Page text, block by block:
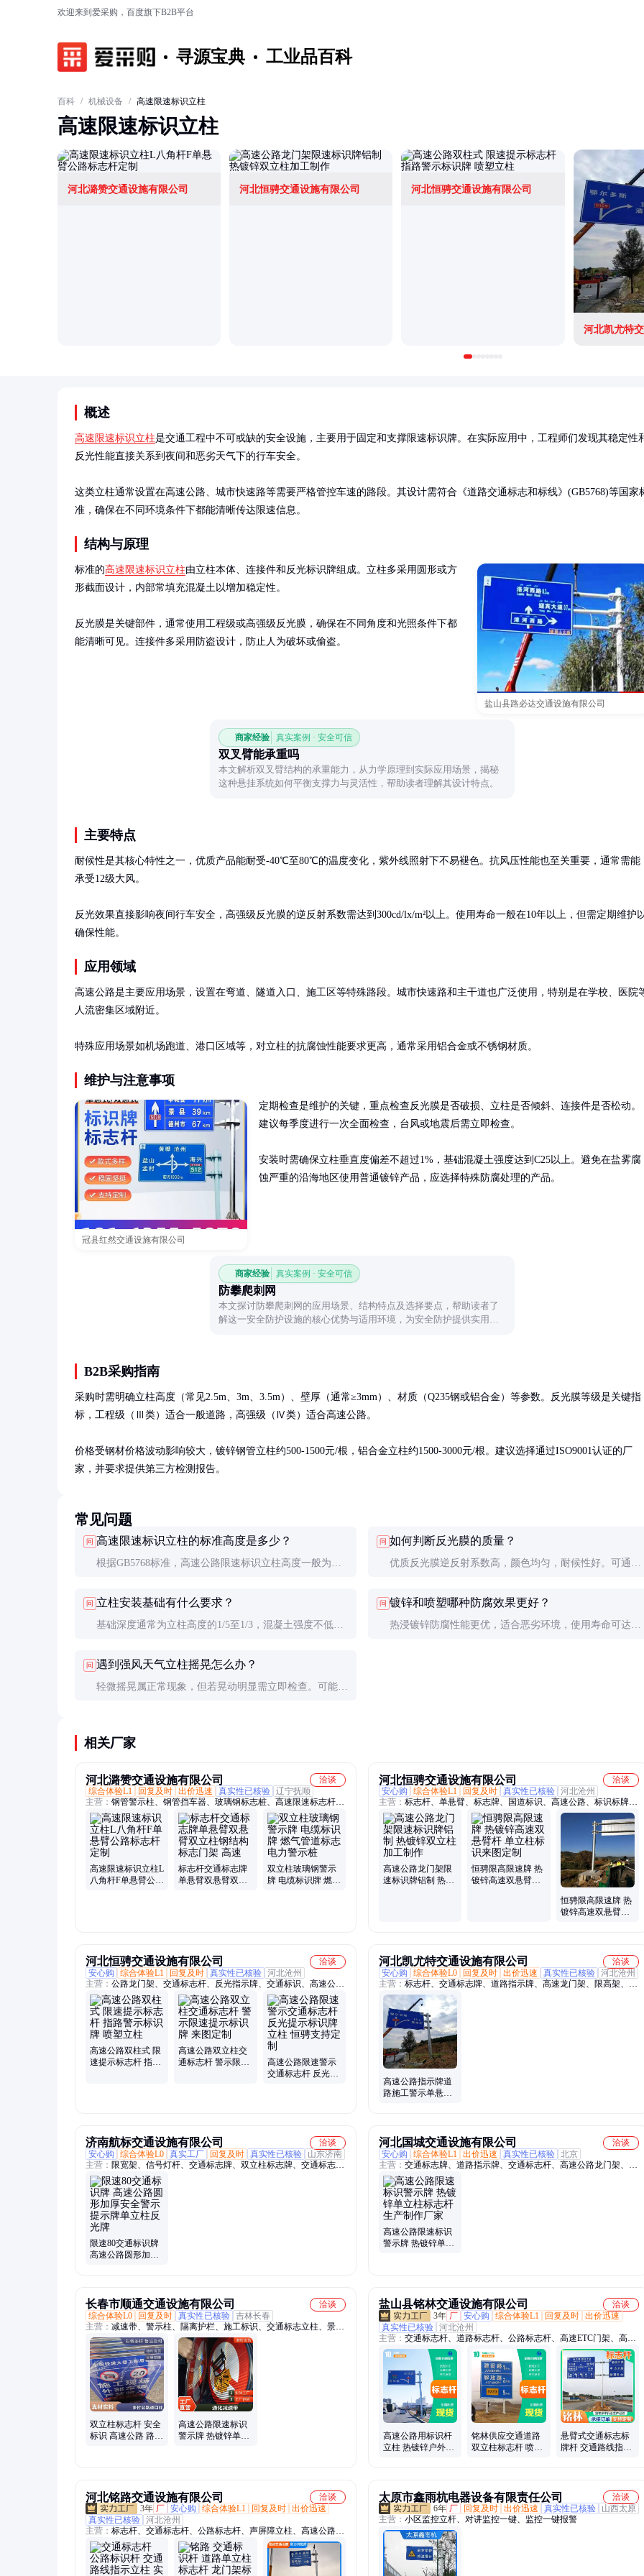
欢迎来到爱采购，百度旗下B2B平台
寻源宝典 工业品百科
百科 / 机械设备 / 高速限速标识立柱
高速限速标识立柱
河北潞赞交通设施有限公司 河北恒骋交通设施有限公司 河北恒骋交通设施有限公司
河北凯尤特
概述
高速限速标识立柱是交通工程中不可或缺的安全设施，主要用于固定和支撑限速标识牌。在实际应用中，工程师们发现其稳定性
反光性能直接关系到夜间和恶劣天气下的行车安全。
这类立柱通常设置在高速公路、城市快速路等需要严格管控车速的路段。其设计需符合《道路交通标志和标线》(GB5768)等国家
准，确保在不同环境条件下都能清晰传达限速信息。
结构与原理
盐山县路必达交通设施有限公司
标准的高速限速标识立柱由立柱本体、连接件和反光标识牌组成。立柱多采用圆形或方
形截面设计，内部常填充混凝土以增加稳定性。
反光膜是关键部件，通常使用工程级或高强级反光膜，确保在不同角度和光照条件下都
能清晰可见。连接件多采用防盗设计，防止人为破坏或偷盗。
商家经验 真实案例 · 安全可信
双叉臂能承重吗
本文解析双叉臂结构的承重能力，从力学原理到实际应用场景，揭秘
这种悬挂系统如何平衡支撑力与灵活性，帮助读者理解其设计特点。
主要特点
耐候性是其核心特性之一，优质产品能耐受-40℃至80℃的温度变化，紫外线照射下不易褪色。抗风压性能也至关重要，通常需能
承受12级大风。
反光效果直接影响夜间行车安全，高强级反光膜的逆反射系数需达到300cd/lx/m²以上。使用寿命一般在10年以上，但需定期维护
确保性能。
应用领域
高速公路是主要应用场景，设置在弯道、隧道入口、施工区等特殊路段。城市快速路和主干道也广泛使用，特别是在学校、医院
人流密集区域附近。
特殊应用场景如机场跑道、港口区域等，对立柱的抗腐蚀性能要求更高，通常采用铝合金或不锈钢材质。
维护与注意事项
冠县红然交通设施有限公司
定期检查是维护的关键，重点检查反光膜是否破损、立柱是否倾斜、连接件是否松动。
建议每季度进行一次全面检查，台风或地震后需立即检查。
安装时需确保立柱垂直度偏差不超过1%，基础混凝土强度达到C25以上。避免在盐雾腐
蚀严重的沿海地区使用普通镀锌产品，应选择特殊防腐处理的产品。
商家经验 真实案例 · 安全可信
防攀爬刺网
本文探讨防攀爬刺网的应用场景、结构特点及选择要点，帮助读者了
解这一安全防护设施的核心优势与适用环境，为安全防护提供实用参
B2B采购指南
采购时需明确立柱高度（常见2.5m、3m、3.5m）、壁厚（通常≥3mm）、材质（Q235钢或铝合金）等参数。反光膜等级是关键指
标，工程级（Ⅲ类）适合一般道路，高强级（Ⅳ类）适合高速公路。
价格受钢材价格波动影响较大，镀锌钢管立柱约500-1500元/根，铝合金立柱约1500-3000元/根。建议选择通过ISO9001认证的厂
家，并要求提供第三方检测报告。
常见问题
问 高速限速标识立柱的标准高度是多少？
根据GB5768标准，高速公路限速标识立柱高度一般为
市道路可适当降低，但不宜低于2000mm。
问 如何判断反光膜的质量？
优质反光膜逆反射系数高，颜色均匀，耐候性好。可通过
断。实际操作中可用强光手电照射，观察反光效果。
问 立柱安装基础有什么要求？
基础深度通常为立柱高度的1/5至1/3，混凝土强度不低于
用桩基加固。
问 镀锌和喷塑哪种防腐效果更好？
热浸镀锌防腐性能更优，适合恶劣环境，使用寿命可达15
问 遇到强风天气立柱摇晃怎么办？
轻微摇晃属正常现象，但若晃动明显需立即检查。可能是
相关厂家
河北潞赞交通设施有限公司
洽谈
综合体验L1
回复及时 出价迅速 真实性已核验 辽宁抚顺
主营： 钢管警示柱、钢管挡车器、玻璃钢标志桩、高速限速标志杆
牌、水泥标志桩、PVC标志桩、玻璃钢警示桩、标志牌、标志杆
高速限速标识立柱L
八角杆F单悬臂公路
标志杆交通标志牌
单悬臂双悬臂双立
双立柱玻璃钢警示
牌 电缆标识牌 燃气
河北恒骋交通设施有限公司
洽谈
安心购
综合体验L1 回复及时 真实性已核验 河北沧州
主营： 标志杆、单悬臂、标志牌、国道标识、高速公路、标识标牌、
反光标识、安全标识牌、警示标识牌、路标标识牌、交通标志立柱、
道路标志立柱、警示牌、反光交通、恒骋交通、公路反光、交通设
施、道路指示牌、设施标志板、公路指示牌、反光指路牌
高速公路龙门架限
速标识牌铝制 热镀
恒骋限高限速牌 热
镀锌高速双悬臂杆
恒骋限高限速牌 热
镀锌高速双悬臂杆
河北恒骋交通设施有限公司
洽谈
安心购
综合体验L1 回复及时 真实性已核验 河北沧州
主营： 公路龙门架、交通标志杆、反光指示牌、交通标识、高速公
路、道路导向牌、限高架、热镀锌、标志牌、道路标志立杆、安全提
示牌、餐厅提示、乡村道路、道路安全、钢管警示、市政道路、标杆
防撞、交通警告牌、路口广角镜、公路指示牌
高速公路双柱式 限
速提示标志杆 指路
高速公路双立柱交
通标志杆 警示限速
高速公路限速警示
交通标志杆 反光提
河北凯尤特交通设施有限公司
洽谈
安心购
综合体验L0 回复及时 出价迅速 真实性已核验 河北沧州
主营： 标志杆、交通标志牌、道路指示牌、高速龙门架、限高架、铁
路桥限高架、限高杆、交通标志杆
高速公路指示牌道
路施工警示单悬臂
济南航标交通设施有限公司
洽谈
安心购
综合体验L0 真实工厂 回复及时 真实性已核验
山东济南
主营： 限宽架、信号灯杆、交通标志牌、双立柱标志牌、交通标志
杆、公路指示牌、路标景区标志牌
限速80交通标识牌
高速公路圆形加厚
河北国城交通设施有限公司
洽谈
安心购
综合体验L1 出价迅速 真实性已核验 北京
主营： 交通标志牌、道路指示牌、交通标志杆、高速公路龙门架、高
速公路标志杆标志牌、丁字路口交通警示标识牌、单悬臂交通标志
杆、单柱式交通标志杆、三角形警告标志牌700/900、礼让行人标志
牌、273单悬臂交通标志杆、热镀锌交通标志杆、公路标志杆、铁路
桥限高防护架、公路限高架防护架、水源保护区交通警示牌、饮用水
源保护区宣传牌界标牌、悬臂式交通标志标牌、线形诱导标志牌、旅
游景区交通标志牌、旅游景区公路标牌、组合式禁令标志牌、十字路
高速公路限速标识
警示牌 热镀锌单立
长春市顺通交通设施有限公司
洽谈
综合体验L0
回复及时 真实性已核验 吉林长春
主营： 减速带、警示柱、隔离护栏、施工标识、交通标志立柱、景区
标识、制作标识、网红打卡牌、y型杆指路牌、铝交通标志牌、交通
标志牌、拒马、路名牌、白钢宣传栏、激光切管、UV打印、铭牌加
工、长春标志杆、多方向指示牌、乡村公路标志牌、街路指示牌、宣
传栏、白钢腐蚀、uv喷绘
双立柱标志杆 安全
标识 高速公路 路名
高速公路限速标识
警示牌 热镀锌单立
盐山县铭林交通设施有限公司
洽谈
3年 厂 安心购 综合体验L1 回复及时 出价迅速
真实性已核验 河北沧州
主营： 交通标志杆、道路标志杆、公路标志杆、高速ETC门架、高速
龙门架、立柱标志杆、单立柱标志杆、限高架、交通信号杆、指示牌
标志杆、监控杆、悬臂标志杆、热镀锌标志杆、喷塑标志杆、道路指
示牌杆、单悬臂标志杆、双柱标志杆、双悬臂标志杆、电子屏标志
杆、交通限高架、红绿灯杆、ETC门架、标志杆、道路龙门架、监控
标志杆
高速公路用标识杆
立柱 热镀锌户外道
铭林供应交通道路
双立柱标志杆 喷塑
悬臂式交通标志标
牌杆 交通路线指示
河北铭路交通设施有限公司
洽谈
3年 厂 安心购 综合体验L1 回复及时 出价迅速
真实性已核验 河北沧州
主营： 标志杆、交通标志杆、公路标志杆、声屏障立柱、高速公路标
志杆、标识杆、高速龙门架、道路标志杆、限高架、ETC门架、八角
监控杆、交通信号杆、龙门架、双柱标志杆、单柱标志杆、电子监控
杆、智能龙门架、升降龙门架、交通信号灯杆、F型交通标志杆、喷
太原市鑫雨杭电器设备有限责任公司
洽谈
6年 厂 回复及时 出价迅速 真实性已核验
山西太原
主营： 小区监控立杆、对讲监控一键、监控一键报警